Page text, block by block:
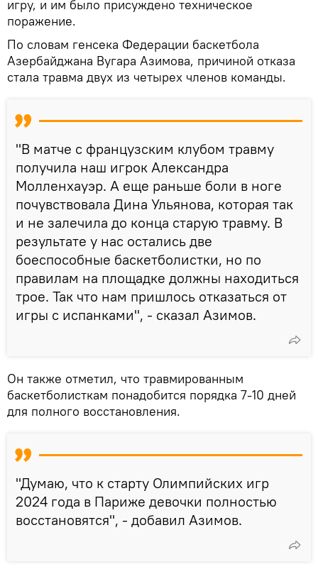
игру, и им было присуждено техническое
поражение.
По словам генсека Федерации баскетбола
Азербайджана Вугара Азимова, причиной отказа
стала травма двух из четырех членов команды.
"В матче с французским клубом травму
получила наш игрок Александра
Молленхауэр. А еще раньше боли в ноге
почувствовала Дина Ульянова, которая так
и не залечила до конца старую травму. В
результате у нас остались две
боеспособные баскетболистки, но по
правилам на площадке должны находиться
трое. Так что нам пришлось отказаться от
игры с испанками", - сказал Азимов.
Он также отметил, что травмированным
баскетболисткам понадобится порядка 7-10 дней
для полного восстановления.
"Думаю, что к старту Олимпийских игр
2024 года в Париже девочки полностью
восстановятся", - добавил Азимов.